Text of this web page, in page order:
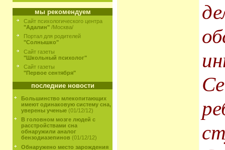
мы рекомендуем
Сайт психологического центра
"Адалин" /Москва/
Портал для родителей
"Солнышко"
Сайт газеты
"Школьный психолог"
Сайт газеты
"Первое сентября"
последние новости
Большинство млекопитающих
имеют одинаковую систему сна,
уверены ученые (01/12/12)
В головном мозге людей с
расстройствами сна
обнаружили аналог
бензодиазепинов (01/12/12)
Обнаружено место зарождения